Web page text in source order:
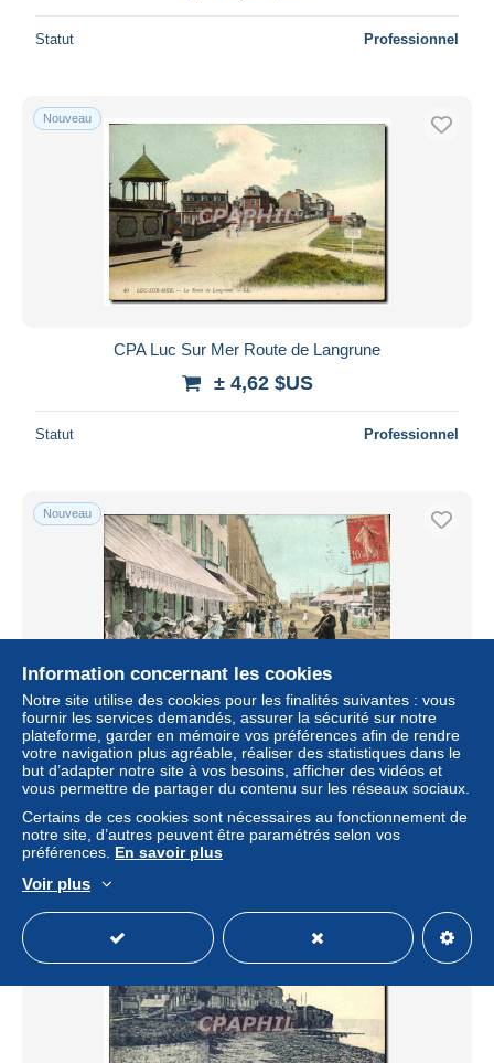
Statut Professionnel
Nouveau
CPA Luc Sur Mer Route de Langrune
± 4,62 $US
Statut Professionnel
Nouveau
CPA Luc Sur Mer la rue de la mer et la terrasse de l hotel
des familles
± 4,62 $US
Statut
Information concernant les cookies
Notre site utilise des cookies pour les finalités suivantes : vous
fournir les services demandés, assurer la sécurité sur notre
plateforme, garder en mémoire vos préférences afin de rendre
votre navigation plus agréable, réaliser des statistiques dans le
but d’adapter notre site à vos besoins, afficher des vidéos et
vous permettre de partager du contenu sur les réseaux sociaux.
Certains de ces cookies sont nécessaires au fonctionnement de
notre site, d’autres peuvent être paramétrés selon vos
préférences. En savoir plus
Voir plus